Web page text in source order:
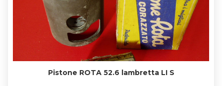
Pistone ROTA 52.6 lambretta LI S